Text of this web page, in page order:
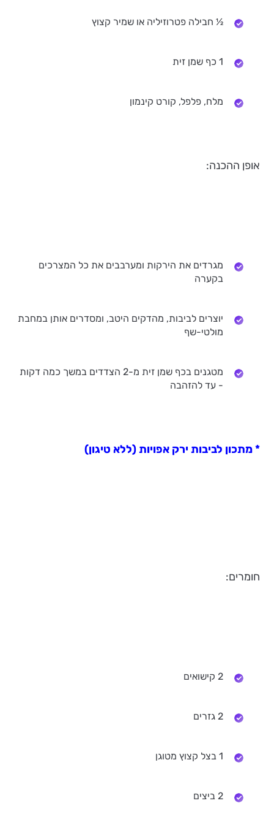
½ חבילה פטרוזיליה או שמיר קצוץ
1 כף שמן זית
מלח, פלפל, קורט קינמון
אופן ההכנה:
מגרדים את הירקות ומערבבים את כל המצרכים
בקערה
יוצרים לביבות, מהדקים היטב, ומסדרים אותן במחבת
מולטי-שף
מטגנים בכף שמן זית מ-2 הצדדים במשך כמה דקות
- עד להזהבה
* מתכון לביבות ירק אפויות (ללא טיגון)
חומרים:
2 קישואים
2 גזרים
1 בצל קצוץ מטוגן
2 ביצים